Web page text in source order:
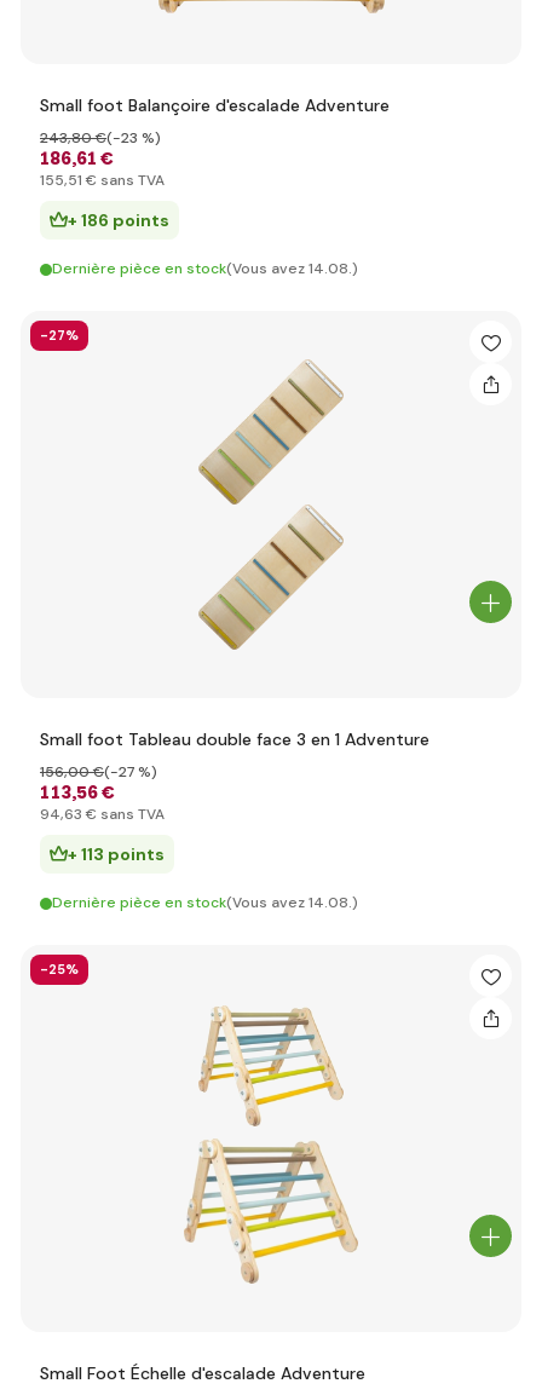
Small foot Balançoire d'escalade Adventure
186,61 €
243,80 €(-23 %)
155,51 € sans TVA
+ 186 points
Dernière pièce en stock(Vous avez 14.08.)
-27%
Small foot Tableau double face 3 en 1 Adventure
113,56 €
156,00 €(-27 %)
94,63 € sans TVA
+ 113 points
Dernière pièce en stock(Vous avez 14.08.)
-25%
Small Foot Échelle d'escalade Adventure